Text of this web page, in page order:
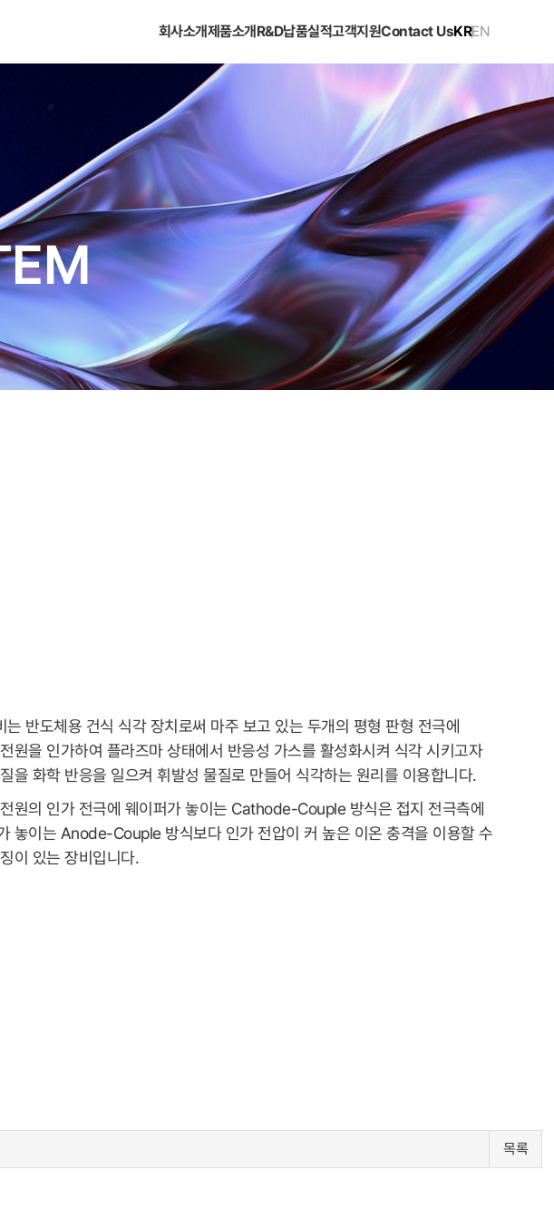
회사소개제품소개R&D납품실적고객지원Contact UsKREN
는 반도체용 건식 식각 장치로써 마주 보고 있는 두개의 평형 판형 전극에
원을 인가하여 플라즈마 상태에서 반응성 가스를 활성화시켜 식각 시키고자
을 화학 반응을 일으켜 휘발성 물질로 만들어 식각하는 원리를 이용합니다.
원의 인가 전극에 웨이퍼가 놓이는 Cathode-Couple 방식은 접지 전극측에
놓이는 Anode-Couple 방식보다 인가 전압이 커 높은 이온 충격을 이용할 수
이 있는 장비입니다.
목록